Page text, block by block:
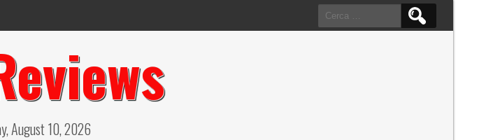
Ricerca
per:
August 10, 2026